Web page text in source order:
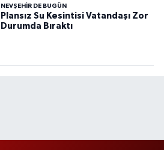
NEVŞEHIR DE BUGÜN
Plansız Su Kesintisi Vatandaşı Zor
Durumda Bıraktı